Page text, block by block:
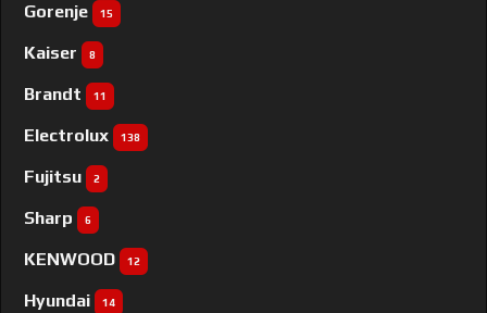
Gorenje 15
Kaiser 8
Brandt 11
Electrolux 138
Fujitsu 2
Sharp 6
KENWOOD 12
Hyundai 14